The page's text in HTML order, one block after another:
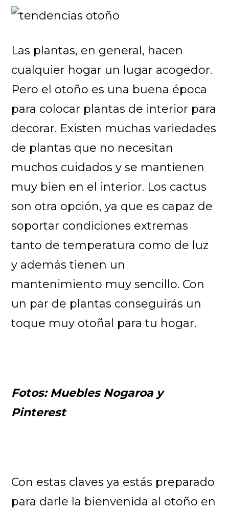
Las plantas, en general, hacen
cualquier hogar un lugar acogedor.
Pero el otoño es una buena época
para colocar plantas de interior para
decorar. Existen muchas variedades
de plantas que no necesitan
muchos cuidados y se mantienen
muy bien en el interior. Los cactus
son otra opción, ya que es capaz de
soportar condiciones extremas
tanto de temperatura como de luz
y además tienen un
mantenimiento muy sencillo. Con
un par de plantas conseguirás un
toque muy otoñal para tu hogar.
Fotos: Muebles Nogaroa y
Pinterest
Con estas claves ya estás preparado
para darle la bienvenida al otoño en